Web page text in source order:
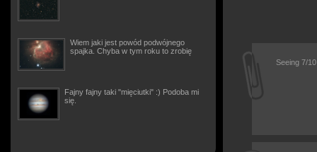
Wiem jaki jest powód podwójnego
spajka. Chyba w tym roku to zrobię
Fajny fajny taki "mięciutki" :) Podoba mi
się.
Seeing 7/